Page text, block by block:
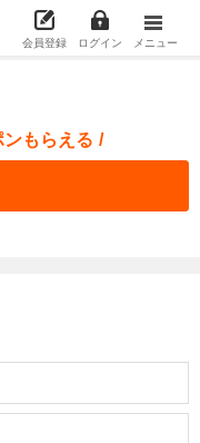
会員登録 ログイン メニュー
もらえる /